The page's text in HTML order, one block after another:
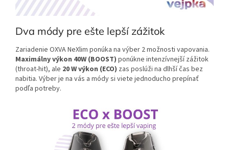
Dva módy pre ešte lepší zážitok
Zariadenie OXVA NeXlim ponúka na výber 2 možnosti vapovania.
Maximálny výkon 40W (BOOST) ponúkne intenzívnejší zážitok
(throat-hit), ale 20 W výkon (ECO) zas poslúži na dlhší čas bez
nabitia. Výber je na vás a módy si viete jednoducho prepínať
podľa potreby.